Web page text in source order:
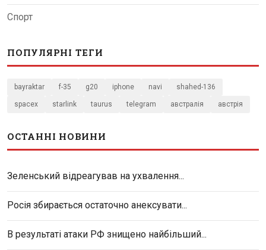
Спорт
ПОПУЛЯРНІ ТЕГИ
bayraktar f-35 g20 iphone navi shahed-136
spacex starlink taurus telegram австралія австрія
ОСТАННІ НОВИНИ
Зеленський відреагував на ухвалення...
Росія збирається остаточно анексувати...
В результаті атаки РФ знищено найбільший...